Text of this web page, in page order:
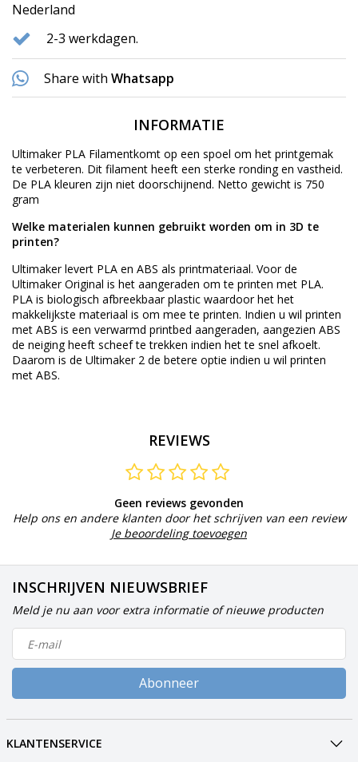
Nederland
2-3 werkdagen.
Share with Whatsapp
INFORMATIE
Ultimaker PLA Filamentkomt op een spoel om het printgemak
te verbeteren. Dit filament heeft een sterke ronding en vastheid.
De PLA kleuren zijn niet doorschijnend. Netto gewicht is 750
gram
Welke materialen kunnen gebruikt worden om in 3D te
printen?
Ultimaker levert PLA en ABS als printmateriaal. Voor de
Ultimaker Original is het aangeraden om te printen met PLA.
PLA is biologisch afbreekbaar plastic waardoor het het
makkelijkste materiaal is om mee te printen. Indien u wil printen
met ABS is een verwarmd printbed aangeraden, aangezien ABS
de neiging heeft scheef te trekken indien het te snel afkoelt.
Daarom is de Ultimaker 2 de betere optie indien u wil printen
met ABS.
REVIEWS
Geen reviews gevonden
Help ons en andere klanten door het schrijven van een review
Je beoordeling toevoegen
INSCHRIJVEN NIEUWSBRIEF
Meld je nu aan voor extra informatie of nieuwe producten
Abonneer
KLANTENSERVICE